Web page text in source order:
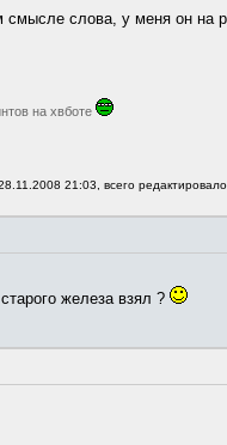
смысле слова, у меня он на
на хвботе
21:03, всего
железа взял ?